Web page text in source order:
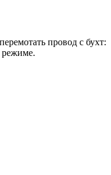
провод с бухт:
режиме.